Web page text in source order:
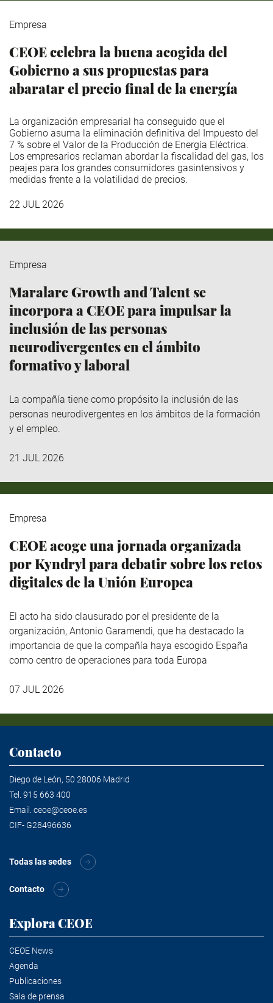
Empresa
CEOE celebra la buena acogida del
Gobierno a sus propuestas para
abaratar el precio final de la energía
La organización empresarial ha conseguido que el
Gobierno asuma la eliminación definitiva del Impuesto del
7 % sobre el Valor de la Producción de Energía Eléctrica.
Los empresarios reclaman abordar la fiscalidad del gas, los
peajes para los grandes consumidores gasintensivos y
medidas frente a la volatilidad de precios.
22 JUL 2026
Empresa
Maralarc Growth and Talent se
incorpora a CEOE para impulsar la
inclusión de las personas
neurodivergentes en el ámbito
formativo y laboral
La compañía tiene como propósito la inclusión de las
personas neurodivergentes en los ámbitos de la formación
y el empleo.
21 JUL 2026
Empresa
CEOE acoge una jornada organizada
por Kyndryl para debatir sobre los retos
digitales de la Unión Europea
El acto ha sido clausurado por el presidente de la
organización, Antonio Garamendi, que ha destacado la
importancia de que la compañía haya escogido España
como centro de operaciones para toda Europa
07 JUL 2026
Contacto
Diego de León, 50 28006 Madrid
Tel. 915 663 400
Email. ceoe@ceoe.es
CIF- G28496636
Todas las sedes
Contacto
Explora CEOE
CEOE News
Agenda
Publicaciones
Sala de prensa